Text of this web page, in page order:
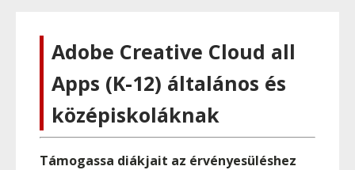
Adobe Creative Cloud all
Apps (K-12) általános és
középiskoláknak
Támogassa diákjait az érvényesüléshez